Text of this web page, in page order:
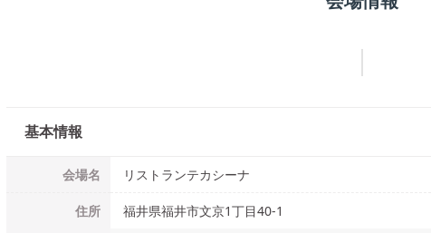
基本情報
会場名 リストランテカシーナ
住所 福井県福井市文京1丁目40-1